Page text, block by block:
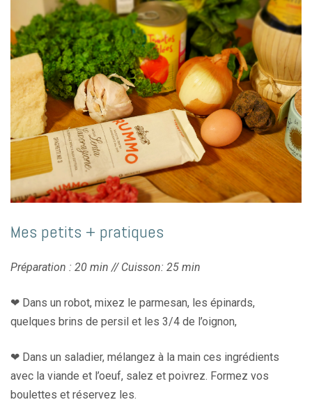
Mes petits + pratiques
Préparation : 20 min // Cuisson: 25 min
❤︎ Dans un robot, mixez le parmesan, les épinards,
quelques brins de persil et les 3/4 de l’oignon,
❤︎ Dans un saladier, mélangez à la main ces ingrédients
avec la viande et l’oeuf, salez et poivrez. Formez vos
boulettes et réservez les.